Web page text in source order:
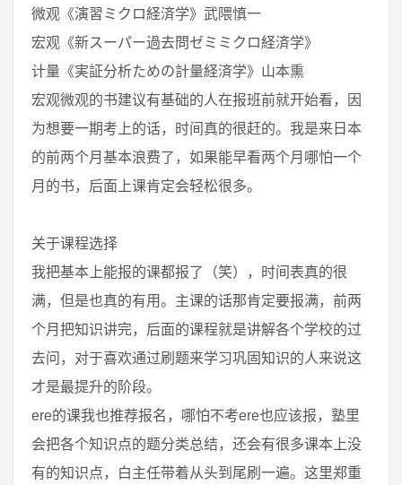
微观《演習ミクロ経済学》武隈慎一
宏观《新スーパー過去問ゼミミクロ経済学》
计量《実証分析ための計量経済学》山本熏
宏观微观的书建议有基础的人在报班前就开始看，因
为想要一期考上的话，时间真的很赶的。我是来日本
的前两个月基本浪费了，如果能早看两个月哪怕一个
月的书，后面上课肯定会轻松很多。
关于课程选择
我把基本上能报的课都报了（笑），时间表真的很
满，但是也真的有用。主课的话那肯定要报满，前两
个月把知识讲完，后面的课程就是讲解各个学校的过
去问，对于喜欢通过刷题来学习巩固知识的人来说这
才是最提升的阶段。
ere的课我也推荐报名，哪怕不考ere也应该报，塾里
会把各个知识点的题分类总结，还会有很多课本上没
有的知识点，白主任带着从头到尾刷一遍。这里郑重